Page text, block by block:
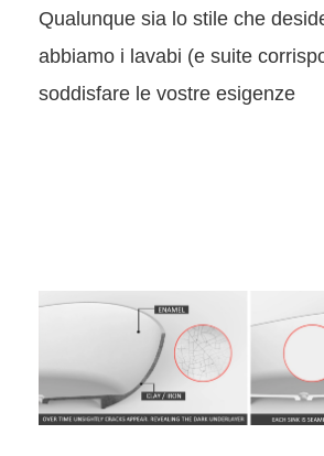
Qualunque sia lo stile che
abbiamo i lavabi (e suite
soddisfare le vostre esigenze